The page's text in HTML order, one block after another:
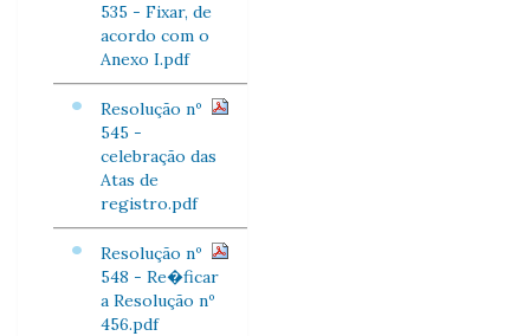
535 - Fixar, de
acordo com o
Anexo I.pdf
Resolução nº
545 -
celebração das
Atas de
registro.pdf
Resolução nº
548 - Re�ficar
a Resolução nº
456.pdf